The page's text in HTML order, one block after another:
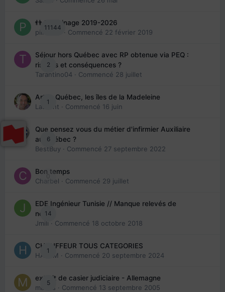
11144
👬 Parrainage 2019-2026
piinoush · Commencé 22 février 2019
2
Séjour hors Québec avec RP obtenue via PEQ :
risques et conséquences ?
Tarantino04 · Commencé 28 juillet
1
Arte : Québec, les îles de la Madeleine
Laurent · Commencé 16 juin
6
Que pensez vous du métier d'infirmier Auxiliaire
au Québec ?
BestBuy · Commencé 27 septembre 2022
0
Bon temps
Charbel · Commencé 29 juillet
14
EDE Ingénieur Tunisie // Manque relevés de
note
Jmili · Commencé 18 octobre 2018
1
CHAUFFEUR TOUS CATEGORIES
HAZEM · Commencé 20 septembre 2024
5
extrait de casier judiciaire - Allemagne
maries · Commencé 13 septembre 2005